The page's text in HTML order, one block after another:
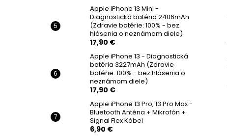
Apple iPhone 13 Mini -
Diagnostická batéria 2406mAh
(Zdravie batérie: 100% - bez
hlásenia o neznámom diele)
17,90 €
Apple iPhone 13 - Diagnostická
batéria 3227mAh (Zdravie
batérie: 100% - bez hlásenia o
neznámom diele)
17,90 €
Apple iPhone 13 Pro, 13 Pro Max -
Bluetooth Anténa + Mikrofón +
Signal Flex Kábel
6,90 €